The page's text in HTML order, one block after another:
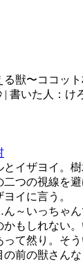
獣〜ココット
| 書いた人：け
イザヨイ。
つの視線を
イに言う。
～いっちゃ
もしれない
て然り。そ
の前の獣さん